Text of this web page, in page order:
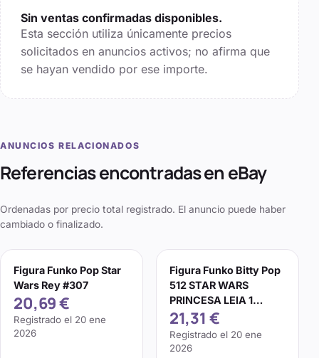
Sin ventas confirmadas disponibles.
Esta sección utiliza únicamente precios
solicitados en anuncios activos; no afirma que
se hayan vendido por ese importe.
ANUNCIOS RELACIONADOS
Referencias encontradas en eBay
Ordenadas por precio total registrado. El anuncio puede haber
cambiado o finalizado.
Figura Funko Pop Star
Wars Rey #307
20,69 €
Registrado el 20 ene
2026
Figura Funko Bitty Pop
512 STAR WARS
PRINCESA LEIA 1
pulgada
21,31 €
Registrado el 20 ene
2026